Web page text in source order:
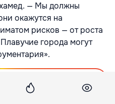
— Мы должны
окажутся на
рисков — от роста
города могут